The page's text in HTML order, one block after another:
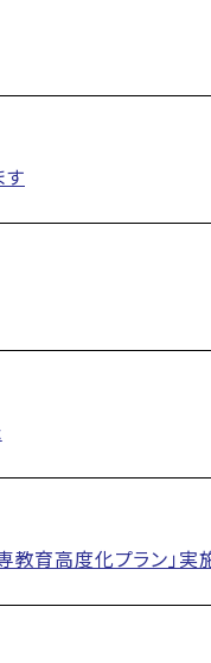
す
教育高度化プラン」